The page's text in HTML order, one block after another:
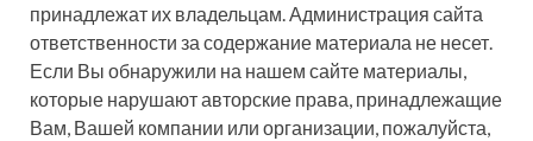
принадлежат их владельцам. Администрация сайта
ответственности за содержание материала не несет.
Если Вы обнаружили на нашем сайте материалы,
которые нарушают авторские права, принадлежащие
Вам, Вашей компании или организации, пожалуйста,